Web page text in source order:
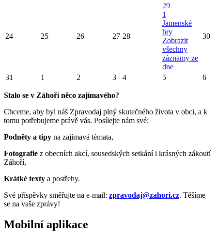
24 25 26 27 28
29
1
Jamenské
hry
Zobrazit
všechny
záznamy ze
dne
30
31 1 2 3 4 5 6
Stalo se v Záhoří něco zajímavého?
Chceme, aby byl náš Zpravodaj plný skutečného života v obci, a k
tomu potřebujeme právě vás. Posílejte nám své:
Podněty a tipy na zajímavá témata,
Fotografie z obecních akcí, sousedských setkání i krásných zákoutí
Záhoří,
Krátké texty a postřehy.
Své příspěvky směřujte na e-mail: zpravodaj@zahori.cz. Těšíme
se na vaše zprávy!
Mobilní aplikace